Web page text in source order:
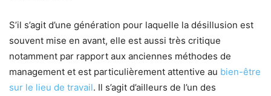
S’il s’agit d’une génération pour laquelle la désillusion est
souvent mise en avant, elle est aussi très critique
notamment par rapport aux anciennes méthodes de
management et est particulièrement attentive au bien-être
sur le lieu de travail. Il s’agit d’ailleurs de l’un des